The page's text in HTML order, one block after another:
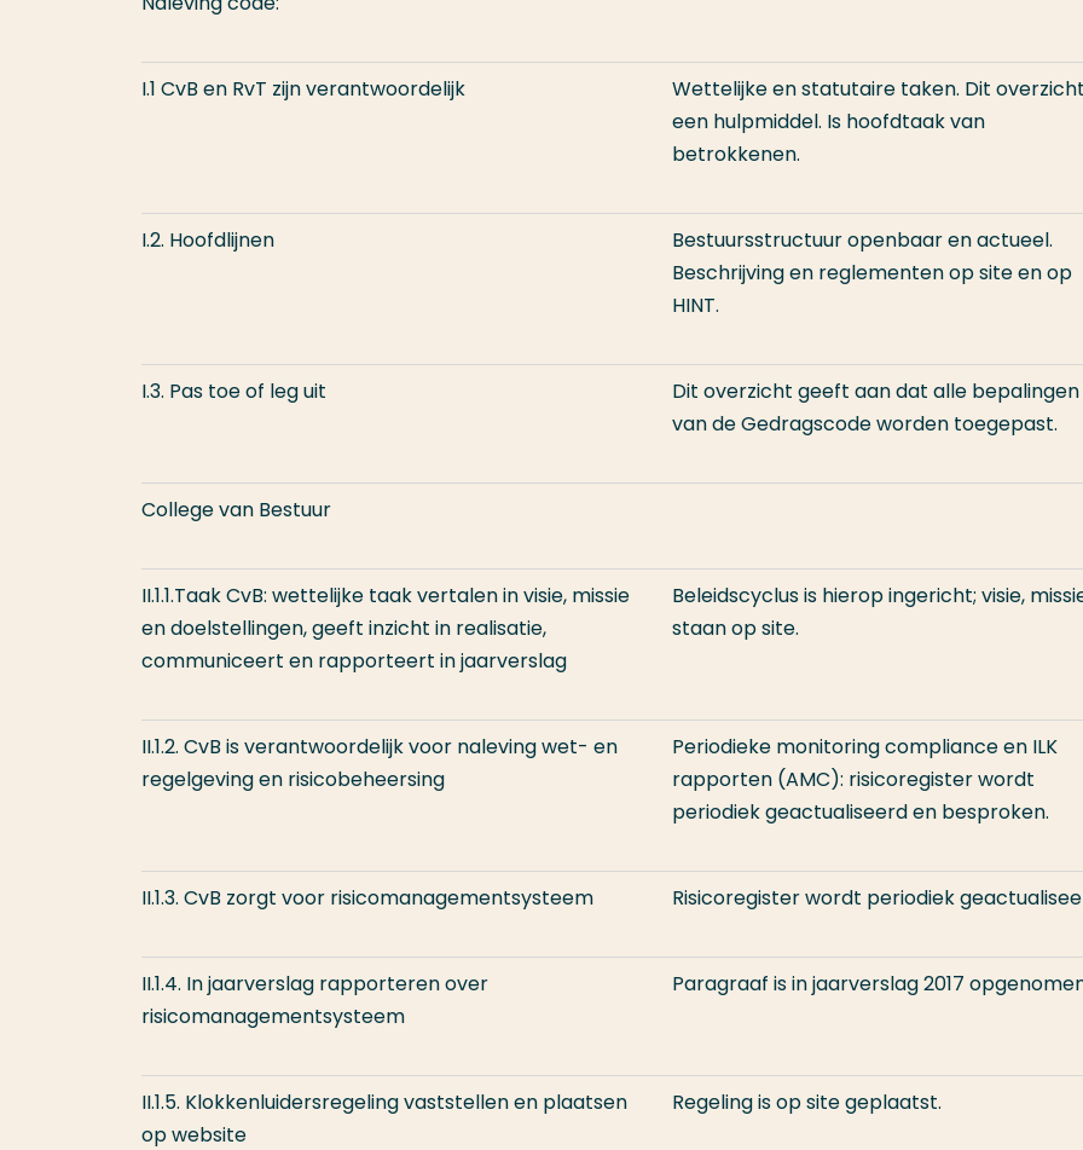
I.1 CvB en RvT zijn verantwoordelijk
Wettelijke en statutaire taken. Dit
een hulpmiddel. Is hoofdtaak van
betrokkenen.
I.2. Hoofdlijnen
Bestuursstructuur openbaar en actueel.
Beschrijving en reglementen op site en op
HINT.
I.3. Pas toe of leg uit
Dit overzicht geeft aan dat alle bepalingen
van de Gedragscode worden toegepast.
College van Bestuur
II.1.1.Taak CvB: wettelijke taak vertalen in visie, missie
en doelstellingen, geeft inzicht in realisatie,
communiceert en rapporteert in jaarverslag
Beleidscyclus is hierop ingericht; visie,
staan op site.
II.1.2. CvB is verantwoordelijk voor naleving wet- en
regelgeving en risicobeheersing
Periodieke monitoring compliance en ILK
rapporten (AMC): risicoregister wordt
periodiek geactualiseerd en besproken.
II.1.3. CvB zorgt voor risicomanagementsysteem Risicoregister wordt periodiek
II.1.4. In jaarverslag rapporteren over
risicomanagementsysteem
Paragraaf is in jaarverslag 2017
II.1.5. Klokkenluidersregeling vaststellen en plaatsen
op website
Regeling is op site geplaatst.